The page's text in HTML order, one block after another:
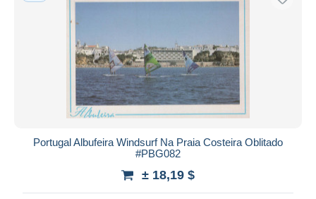
Portugal Albufeira Windsurf Na Praia Costeira Oblitado
#PBG082
± 18,19 $